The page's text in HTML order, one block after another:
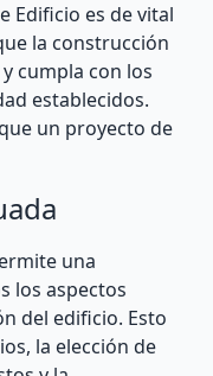
Edificio es de vital
la construcción
cumpla con los
establecidos.
un proyecto de
una
los aspectos
del edificio. Esto
la elección de